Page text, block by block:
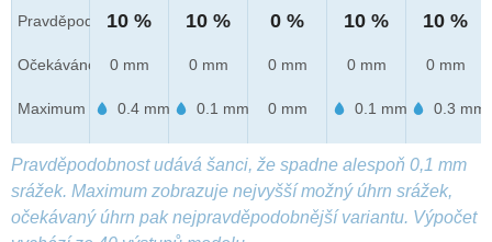
Pravděpod.
Očekáváno
Maximum
10 %
0 mm
0.4 mm
10 %
0 mm
0.1 mm
0 %
0 mm
0 mm
10 %
0 mm
0.1 mm
10 %
0 mm
0.3 mm
Pravděpodobnost udává šanci, že spadne alespoň 0,1 mm
srážek. Maximum zobrazuje nejvyšší možný úhrn srážek,
očekávaný úhrn pak nejpravděpodobnější variantu. Výpočet